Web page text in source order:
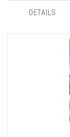
DETAILS